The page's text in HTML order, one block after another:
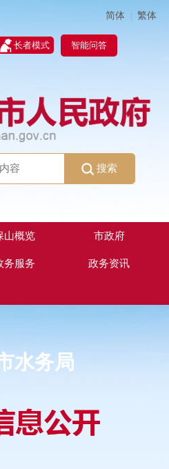
简体 | 繁体
长者模式 智能问答
搜索
山概览 市政府
务服务 政务资讯
水务局